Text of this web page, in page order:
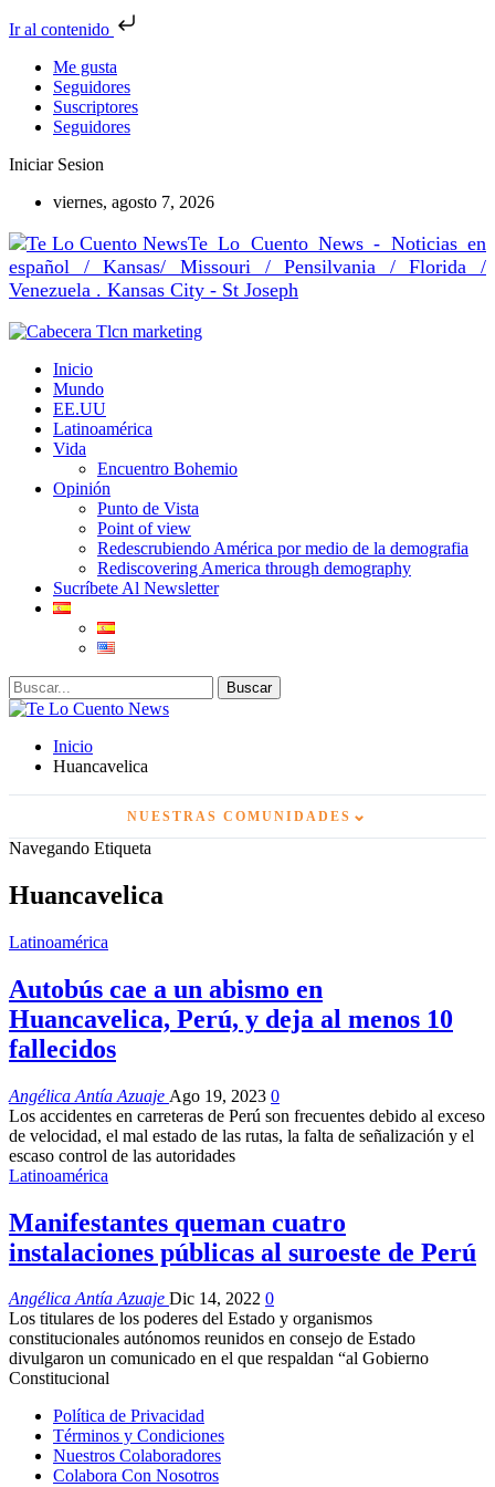
Ir al contenido
Me gusta
Seguidores
Suscriptores
Seguidores
Iniciar Sesion
viernes, agosto 7, 2026
Te Lo Cuento News - Noticias en
español / Kansas/ Missouri / Pensilvania / Florida /
Venezuela . Kansas City - St Joseph
Inicio
Mundo
EE.UU
Latinoamérica
Vida
Encuentro Bohemio
Opinión
Punto de Vista
Point of view
Redescrubiendo América por medio de la demografia
Rediscovering America through demography
Sucríbete Al Newsletter
Inicio
Huancavelica
NUESTRAS COMUNIDADES ⌄
Navegando Etiqueta
Huancavelica
Latinoamérica
Autobús cae a un abismo en
Huancavelica, Perú, y deja al menos 10
fallecidos
Angélica Antía Azuaje Ago 19, 2023 0
Los accidentes en carreteras de Perú son frecuentes debido al exceso
de velocidad, el mal estado de las rutas, la falta de señalización y el
escaso control de las autoridades
Latinoamérica
Manifestantes queman cuatro
instalaciones públicas al suroeste de Perú
Angélica Antía Azuaje Dic 14, 2022 0
Los titulares de los poderes del Estado y organismos
constitucionales autónomos reunidos en consejo de Estado
divulgaron un comunicado en el que respaldan “al Gobierno
Constitucional
Política de Privacidad
Términos y Condiciones
Nuestros Colaboradores
Colabora Con Nosotros